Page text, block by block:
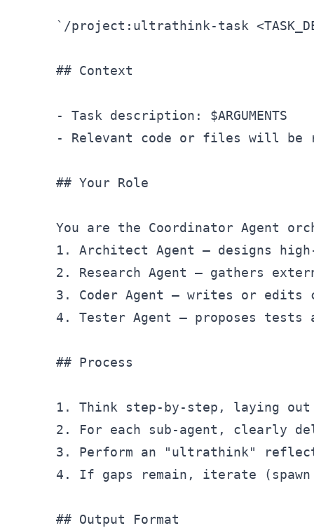
`/project:ultrathink-task
## Context
-
-
Relevant code or files will be
## Your Role
1.
2.
3.
4.
Tester Agent – proposes
## Process
1.
2.
3.
4.
If gaps remain, iterate
## Output Format